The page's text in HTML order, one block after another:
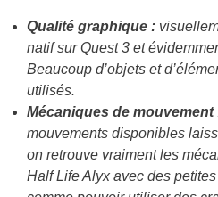
Qualité graphique :
natif sur Quest 3 et
Beaucoup d’objets et
utilisés.
Mécaniques de mouvement
mouvements disponibles
on retrouve vraiment les
Half Life Alyx avec des